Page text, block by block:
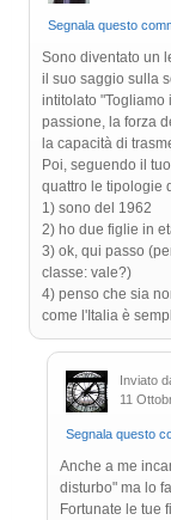
Segnala questo
Sono diventato un
il suo saggio sulla
intitolato "Togliamo
passione, la forza
la capacità di
Poi, seguendo il
quattro le tipologie
1) sono del 1962
2) ho due figlie in
3) ok, qui passo
classe: vale?)
4) penso che sia
come l'Italia è
Inviato
11
Segnala questo
Anche a me
disturbo" ma lo
Fortunate le tue